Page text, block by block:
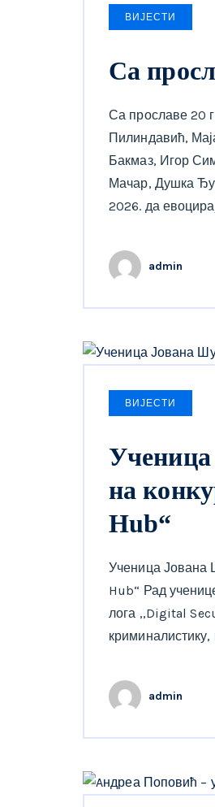
ВИЈЕСТИ
Са
Са прославе 20
Пилиндавић,
Бакмаз, Игор
Мачар, Душка
2026. да
admin
ВИЈЕСТИ
Ученица
на
Hub“
Ученица Јована
Hub“ Рад
лога ,,Digital
криминалистику,
admin